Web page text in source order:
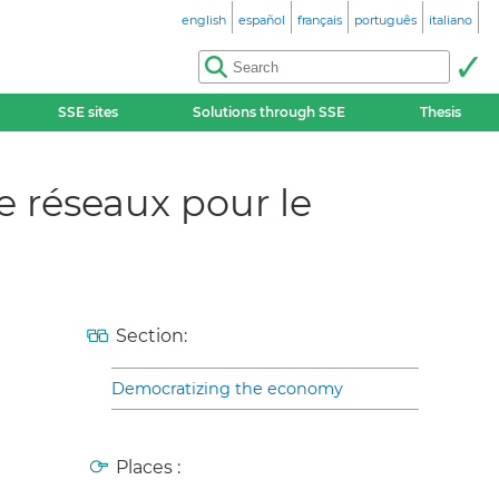
english español français português italiano
SSE sites Solutions through SSE Thesis
réseaux pour le
Section:
Democratizing the economy
Places :